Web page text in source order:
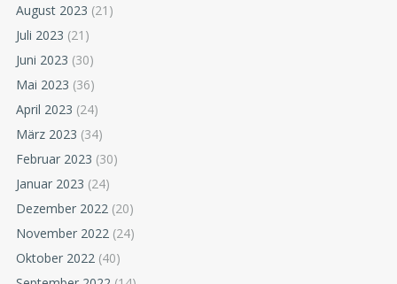
August 2023 (21)
Juli 2023 (21)
Juni 2023 (30)
Mai 2023 (36)
April 2023 (24)
März 2023 (34)
Februar 2023 (30)
Januar 2023 (24)
Dezember 2022 (20)
November 2022 (24)
Oktober 2022 (40)